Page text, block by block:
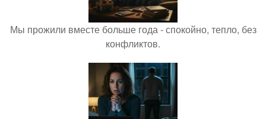
Мы прожили вместе больше года - спокойно, тепло, без
конфликтов.